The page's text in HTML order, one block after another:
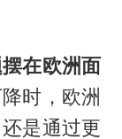
在欧洲面
时，欧洲
是通过更